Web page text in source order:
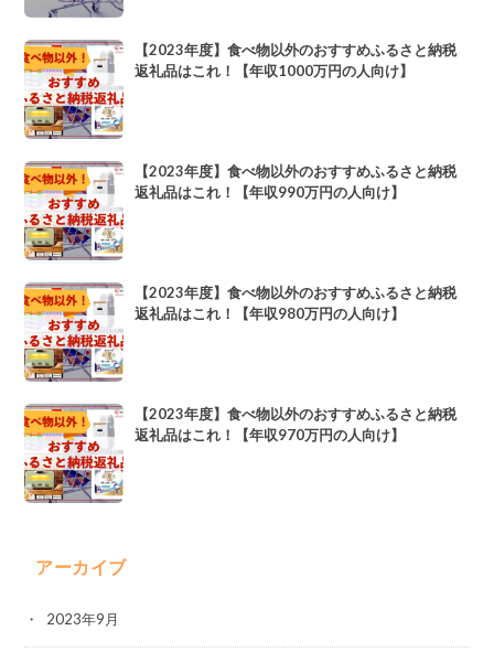
【2023年度】食べ物以外のおすすめふるさと納税
返礼品はこれ！【年収1000万円の人向け】
【2023年度】食べ物以外のおすすめふるさと納税
返礼品はこれ！【年収990万円の人向け】
【2023年度】食べ物以外のおすすめふるさと納税
返礼品はこれ！【年収980万円の人向け】
【2023年度】食べ物以外のおすすめふるさと納税
返礼品はこれ！【年収970万円の人向け】
アーカイブ
2023年9月